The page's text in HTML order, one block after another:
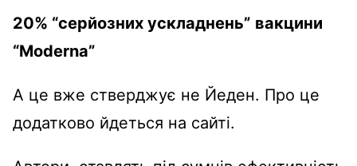
20% “серйозних ускладнень” вакцини
“Modernа”
А це вже стверджує не Йеден. Про це
додатково йдеться на сайті.